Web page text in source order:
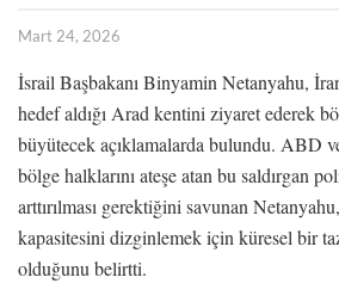
Mart 24, 2026
İsrail Başbakanı Binyamin Netanyahu,
hedef aldığı Arad kentini ziyaret ederek
büyütecek açıklamalarda bulundu. ABD
bölge halklarını ateşe atan bu saldırgan
arttırılması gerektiğini savunan
kapasitesini dizginlemek için küresel bir
olduğunu belirtti.